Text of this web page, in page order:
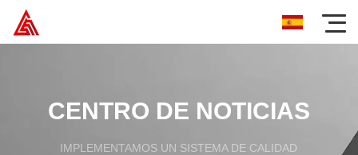
CENTRO DE NOTICIAS
IMPLEMENTAMOS UN SISTEMA DE CALIDAD